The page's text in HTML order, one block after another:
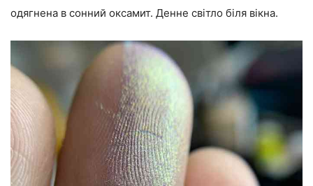
одягнена в сонний оксамит. Денне світло біля вікна.